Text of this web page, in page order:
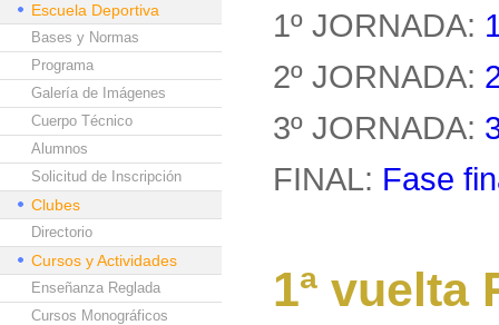
Escuela Deportiva
Bases y Normas
Programa
Galería de Imágenes
Cuerpo Técnico
Alumnos
Solicitud de Inscripción
Clubes
Directorio
Cursos y Actividades
Enseñanza Reglada
Cursos Monográficos
1º JORNADA:
2º JORNADA:
3º JORNADA:
FINAL: Fase
1ª vuelta